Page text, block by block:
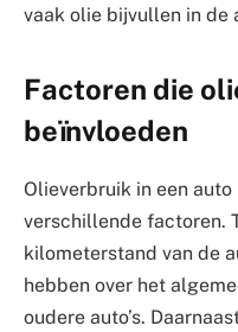
vaak olie bijvullen in de
Factoren die
beïnvloeden
Olieverbruik in een
verschillende factoren.
kilometerstand van de
hebben over het
oudere auto’s.